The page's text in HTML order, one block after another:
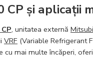
CP și aplicații
, unitatea externă
VRF (Variable Refrigerant
cu mai multe încăperi,